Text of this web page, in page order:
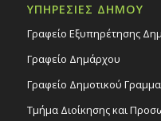
ΥΠΗΡΕΣΙΕΣ ΔΗΜΟΥ
Γραφείο Εξυπηρέτησης
Γραφείο Δημάρχου
Γραφείο Δημοτικού
Τμήμα Διοίκησης και